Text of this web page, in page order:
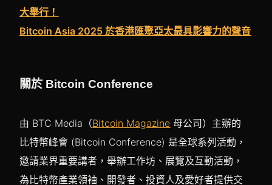
大舉行！
Bitcoin Asia 2025 於香港匯聚亞太最具影響力的聲音
關於 Bitcoin Conference
由 BTC Media（Bitcoin Magazine 母公司）主辦的
比特幣峰會 (Bitcoin Conference) 是全球系列活動，
邀請業界重要講者，舉辦工作坊、展覽及互動活動，
為比特幣產業領袖、開發者、投資人及愛好者提供交